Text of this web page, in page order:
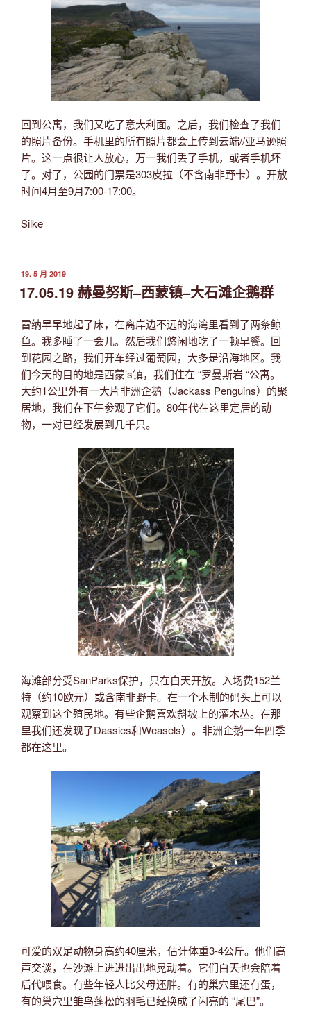
回到公寓，我们又吃了意大利面。之后，我们检查了我们
的照片备份。手机里的所有照片都会上传到云端//亚马逊照
片。这一点很让人放心，万一我们丢了手机，或者手机坏
了。对了，公园的门票是303皮拉（不含南非野卡）。开放
时间4月至9月7:00-17:00。
Silke
发
布
于
19. 5 月 2019
17.05.19 赫曼努斯–西蒙镇–大石滩企鹅群
雷纳早早地起了床，在离岸边不远的海湾里看到了两条鲸
鱼。我多睡了一会儿。然后我们悠闲地吃了一顿早餐。回
到花园之路，我们开车经过葡萄园，大多是沿海地区。我
们今天的目的地是西蒙’s镇，我们住在 “罗曼斯岩 “公寓。
大约1公里外有一大片非洲企鹅（Jackass Penguins）的聚
居地，我们在下午参观了它们。80年代在这里定居的动
物，一对已经发展到几千只。
海滩部分受SanParks保护，只在白天开放。入场费152兰
特（约10欧元）或含南非野卡。在一个木制的码头上可以
观察到这个殖民地。有些企鹅喜欢斜坡上的灌木丛。在那
里我们还发现了Dassies和Weasels）。非洲企鹅一年四季
都在这里。
可爱的双足动物身高约40厘米，估计体重3-4公斤。他们高
声交谈，在沙滩上进进出出地晃动着。它们白天也会陪着
后代喂食。有些年轻人比父母还胖。有的巢穴里还有蛋，
有的巢穴里雏鸟蓬松的羽毛已经换成了闪亮的 “尾巴”。